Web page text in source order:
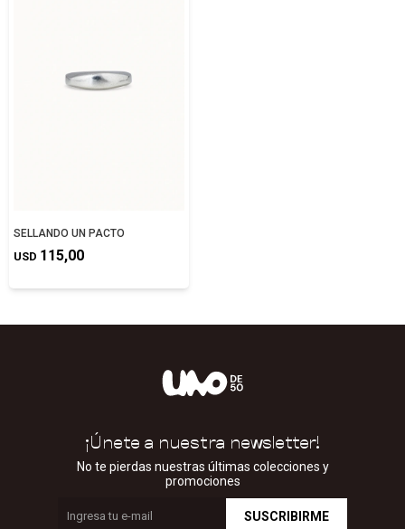
SELLANDO UN PACTO
USD 115,00
¡Únete a nuestra newsletter!
No te pierdas nuestras últimas colecciones y
promociones
SUSCRIBIRME